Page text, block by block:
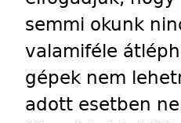
semmi okunk
valamiféle
gépek nem
adott esetben